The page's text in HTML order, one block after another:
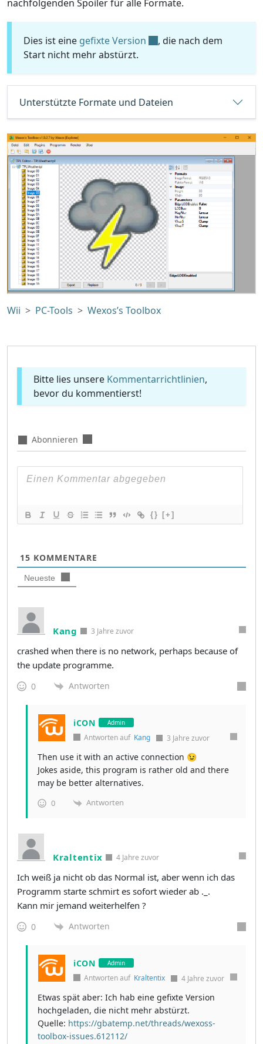
nachfolgenden Spoiler für alle Formate.
Dies ist eine gefixte Version
, die nach dem
Start nicht mehr abstürzt.
Unterstützte Formate und Dateien
Wii PC-Tools Wexos’s Toolbox
Bitte lies unsere Kommentarrichtlinien,
bevor du kommentierst!
Abonnieren
{} [+]
15 KOMMENTARE
Neueste
Kang 3 Jahre zuvor
crashed when there is no network, perhaps because of
the update programme.
0 Antworten
iCON Admin
Antworten auf Kang 3 Jahre zuvor
Then use it with an active connection 😉
Jokes aside, this program is rather old and there
may be better alternatives.
0 Antworten
Kraltentix 4 Jahre zuvor
Ich weiß ja nicht ob das Normal ist, aber wenn ich das
Programm starte schmirt es sofort wieder ab ._.
Kann mir jemand weiterhelfen ?
0 Antworten
iCON Admin
Antworten auf Kraltentix 4 Jahre zuvor
Etwas spät aber: Ich hab eine gefixte Version
hochgeladen, die nicht mehr abstürzt.
Quelle: https://gbatemp.net/threads/wexoss-
toolbox-issues.612112/